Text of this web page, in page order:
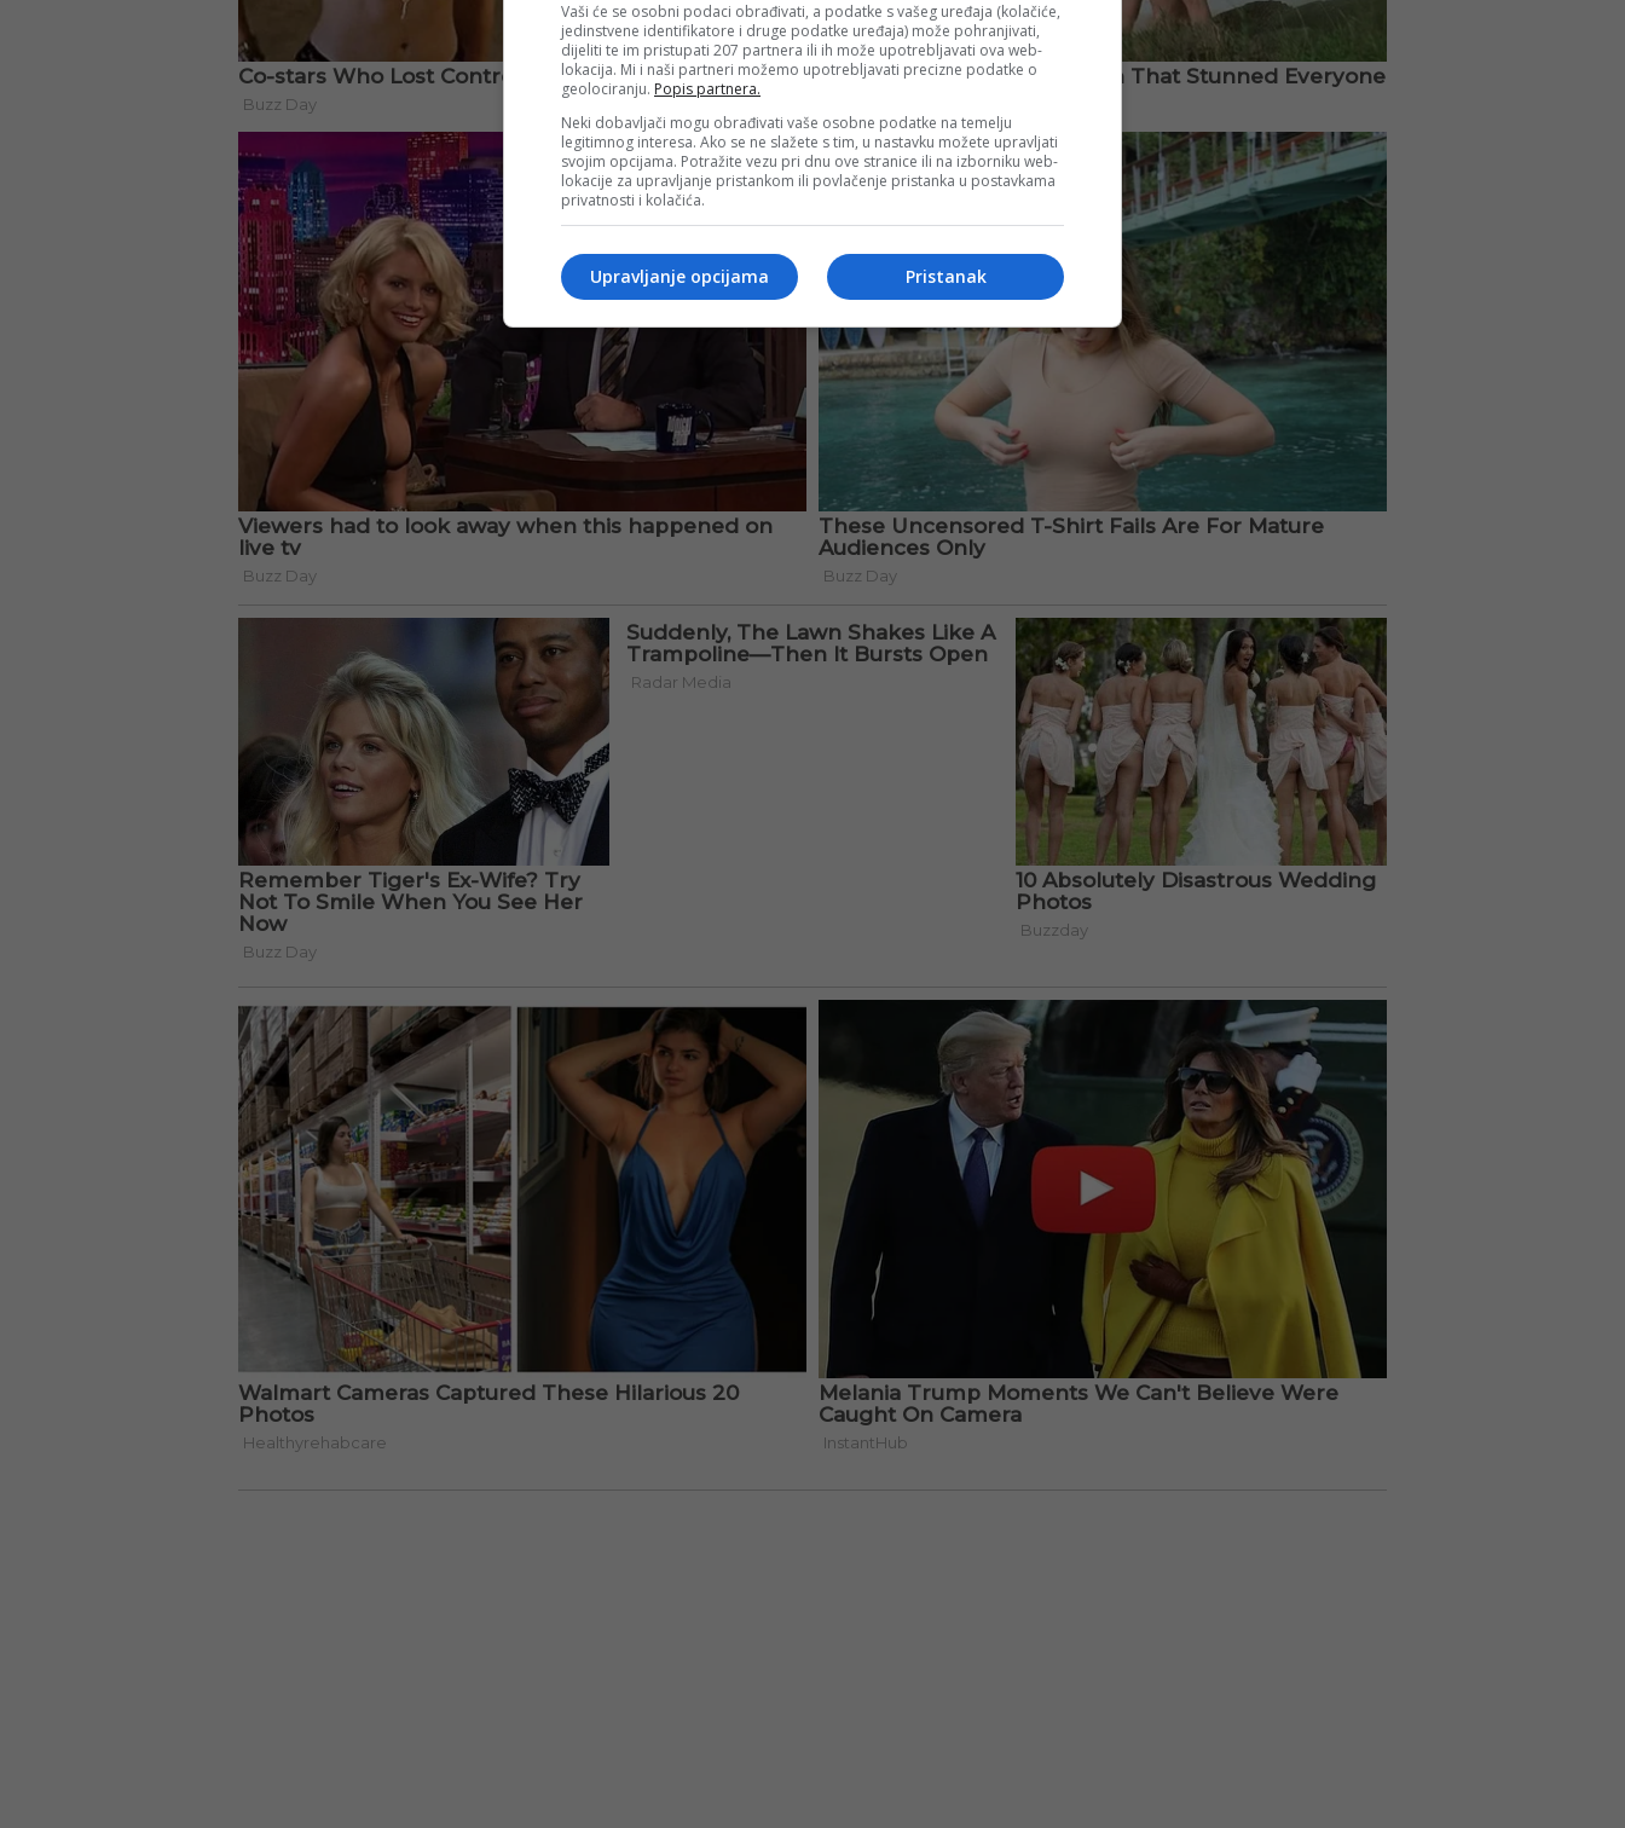
Vaši će se osobni podaci obrađivati, a podatke s vašeg uređaja (kolačiće,
jedinstvene identifikatore i druge podatke uređaja) može pohranjivati,
dijeliti te im pristupati 207 partnera ili ih može upotrebljavati ova web-
lokacija. Mi i naši partneri možemo upotrebljavati precizne podatke o
geolociranju. Popis partnera.
Neki dobavljači mogu obrađivati vaše osobne podatke na temelju
legitimnog interesa. Ako se ne slažete s tim, u nastavku možete upravljati
svojim opcijama. Potražite vezu pri dnu ove stranice ili na izborniku web-
lokacije za upravljanje pristankom ili povlačenje pristanka u postavkama
privatnosti i kolačića.
Pristanak
Upravljanje opcijama